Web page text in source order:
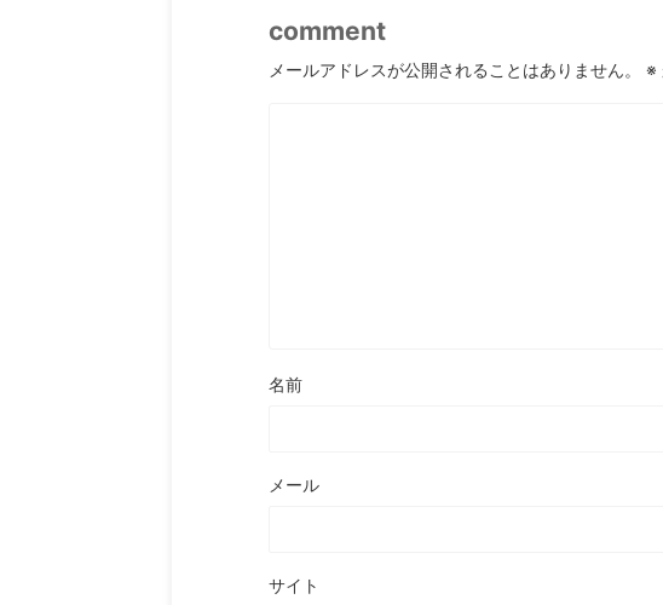
comment
メールアドレスが公開されることはありません。 ※
名前
メール
サイト